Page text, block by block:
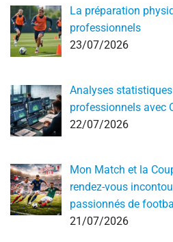
La préparation
professionnels
23/07/2026
Analyses
professionnels avec
22/07/2026
Mon Match et la
rendez-vous
passionnés de
21/07/2026